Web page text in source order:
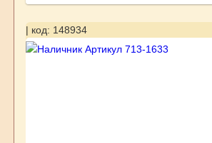
| код: 148934